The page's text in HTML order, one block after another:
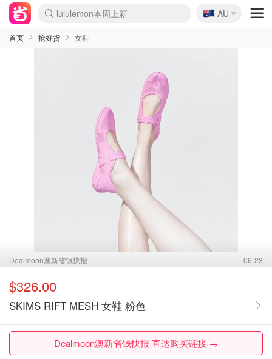
lululemon本周上新
Sasa美妆护肤3.5折
SSENSE年中3折
FreshBeauty好价汇总
Cettire降价+叠9折
Farfetch折上8折
WWS Coles超市实拍
viagogo二手票捡漏
Myer清仓1折起
The Outnet奢牌1折起
David Jones 3折起
Flannels大牌1折
Perfumes Club护肤1折
AMIRO返校季6.2折
Oweek抽奖送Airpods
Amazon折扣汇总
eToro入金$200送$50
Amazon数码好物
ICONIC本周7.5折
ThedoubleF高奢地板价
Moose Knuckles 6折
丝芙兰5折起
EUFY官网3.7折起
Selenichast首饰2折
Trip机票酒店促销
YSL送5件彩妆礼
Amazon家居好物
BIGBANG巡演开票
David Jones时尚3折
Amazon美妆护肤
雅漾大喷$8
过敏原检测盒$33
伊索独家赠50ml沐浴露
科颜氏送高保湿面霜
SEALIFE海洋馆门票6折
丝塔芙大白罐$16
订阅Newsletter送香薰
Cult Beauty 6.8折
Harrods圣诞日历2.3折
LN-CC奢牌私促3折
d'Alba空姐喷雾$16
EVE LOM套装逆天2折
Bernardelli独家4折
Adore Beauty 6折起
CT圣诞日历
Mytheresa奢品2.7折
🇦🇺
AU
首页 抢好货 女鞋
Dealmoon澳新省钱快报 06-23
$326.00
SKIMS RIFT MESH 女鞋 粉色
Dealmoon澳新省钱快报 直达购买链接 →